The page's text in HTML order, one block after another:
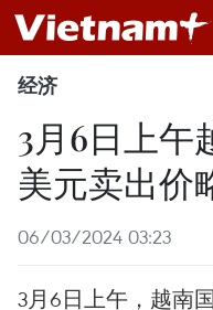
经济
3月6日上午
美元卖出价
06/03/2024 03:23
3月6日上午，越南